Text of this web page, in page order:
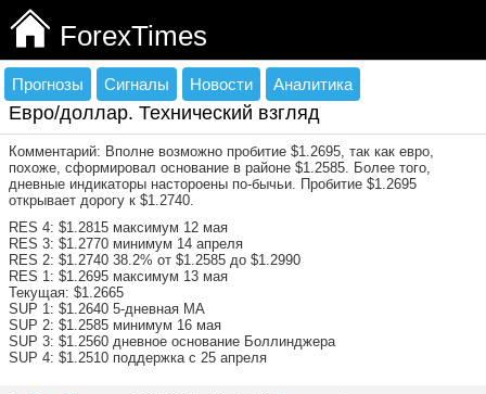
ForexTimes
Прогнозы Сигналы Новости Аналитика
Евро/доллар. Технический взгляд
Комментарий: Вполне возможно пробитие $1.2695, так как евро,
похоже, сформировал основание в районе $1.2585. Более того,
дневные индикаторы настороены по-бычьи. Пробитие $1.2695
открывает дорогу к $1.2740.
RES 4: $1.2815 максимум 12 мая
RES 3: $1.2770 минимум 14 апреля
RES 2: $1.2740 38.2% от $1.2585 до $1.2990
RES 1: $1.2695 максимум 13 мая
Текущая: $1.2665
SUP 1: $1.2640 5-дневная МА
SUP 2: $1.2585 минимум 16 мая
SUP 3: $1.2560 дневное основание Боллинджера
SUP 4: $1.2510 поддержка с 25 апреля